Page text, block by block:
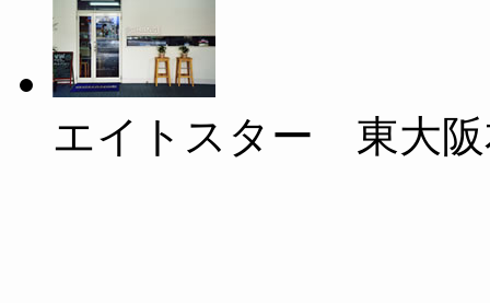
エイトスター 東大阪